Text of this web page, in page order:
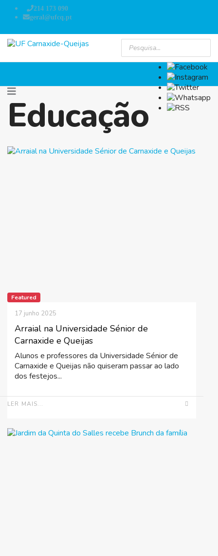
214 173 090
geral@ufcq.pt
Educação
Featured
Arraial na Universidade Sénior de
Carnaxide e Queijas
17 junho 2025
Alunos e professores da Universidade Sénior de
Carnaxide e Queijas não quiseram passar ao lado
dos festejos...
LER MAIS...